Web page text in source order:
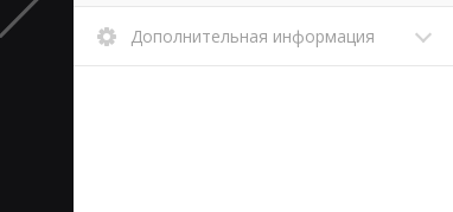
Дополнительная информация